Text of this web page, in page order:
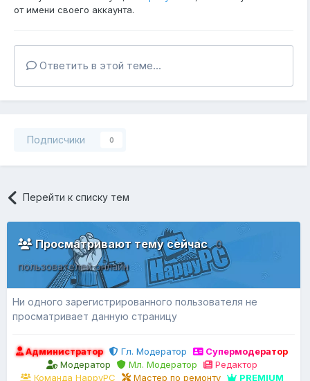
от имени своего аккаунта.
Ответить в этой теме...
Подписчики 0
Перейти к списку тем
Просматривают тему сейчас0
пользователей онлайн
Ни одного зарегистрированного пользователя не
просматривает данную страницу
Администратор Гл. Модератор
Супермодератор
Модератор
Мл. Модератор
Редактор
Команда HappyPC
Мастер по ремонту
PREMIUM